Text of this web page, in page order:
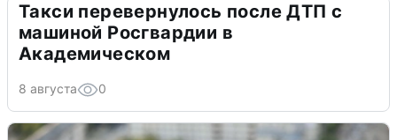
Такси перевернулось после ДТП с
машиной Росгвардии в
Академическом
8 августа 0